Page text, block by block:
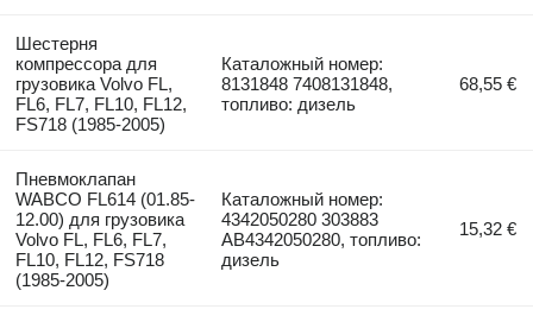
Шестерня
компрессора для
грузовика Volvo FL,
FL6, FL7, FL10, FL12,
FS718 (1985-2005)
Каталожный номер:
8131848 7408131848,
топливо: дизель
68,55 €
Пневмоклапан
WABCO FL614 (01.85-
12.00) для грузовика
Volvo FL, FL6, FL7,
FL10, FL12, FS718
(1985-2005)
Каталожный номер:
4342050280 303883
AB4342050280, топливо:
дизель
15,32 €